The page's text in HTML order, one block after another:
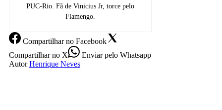
PUC-Rio. Fã de Vinicius Jr, torce pelo
Flamengo.
Compartilharno Facebook
Compartilharno X Enviarpelo Whatsapp
Autor Henrique Neves